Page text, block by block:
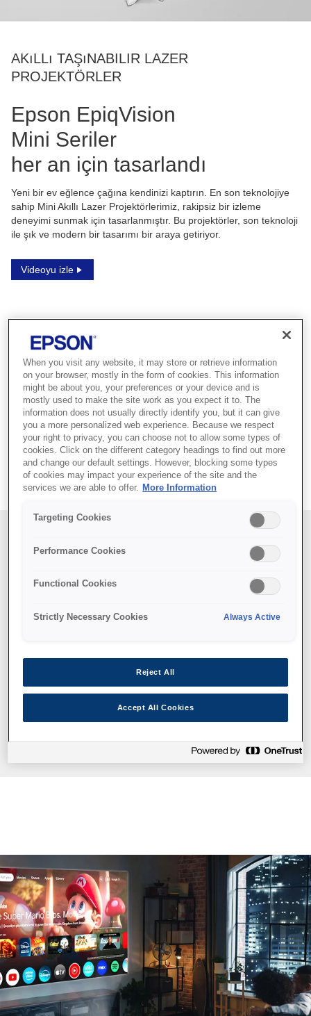
AKıLLı TAŞıNABILIR LAZER
PROJEKTÖRLER
Epson EpiqVision
Mini Seriler
her an için tasarlandı
Yeni bir ev eğlence çağına kendinizi kaptırın. En son teknolojiye
sahip Mini Akıllı Lazer Projektörlerimiz, rakipsiz bir izleme
deneyimi sunmak için tasarlanmıştır. Bu projektörler, son teknoloji
ile şık ve modern bir tasarımı bir araya getiriyor.
Videoyu izle
5 farklı ve şık renkten oluşan ürün
yelpazesini keşfedin
5 farklı ve şık renkten oluşan ürün yelpazesini keşfedin
When you visit any website, it may store or retrieve information
on your browser, mostly in the form of cookies. This information
might be about you, your preferences or your device and is
mostly used to make the site work as you expect it to. The
information does not usually directly identify you, but it can give
you a more personalized web experience. Because we respect
your right to privacy, you can choose not to allow some types of
cookies. Click on the different category headings to find out more
and change our default settings. However, blocking some types
of cookies may impact your experience of the site and the
services we are able to offer. More Information
Targeting Cookies
Performance Cookies
Functional Cookies
Strictly Necessary Cookies Always Active
Reject All
Accept All Cookies